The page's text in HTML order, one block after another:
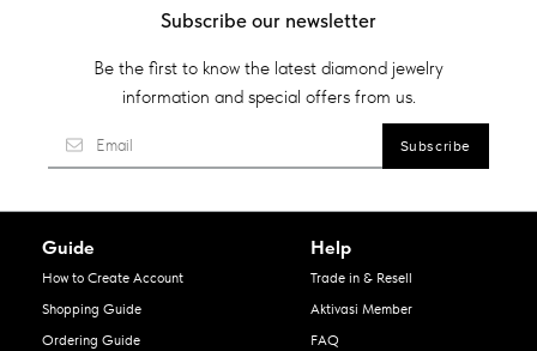
Subscribe our newsletter
Be the first to know the latest diamond jewelry
information and special offers from us.
Guide
How to Create Account
Shopping Guide
Ordering Guide
Help
Trade in & Resell
Aktivasi Member
FAQ